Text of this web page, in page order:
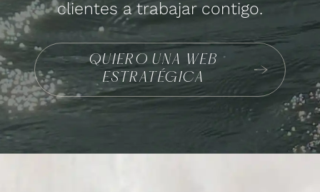
clientes a trabajar contigo.
QUIERO UNA WEB
ESTRATÉGICA